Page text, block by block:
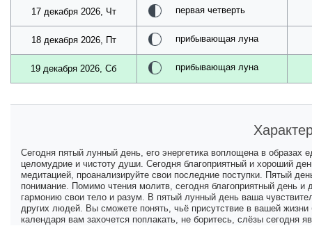
17 декабря 2026, Чт первая четверть
18 декабря 2026, Пт прибывающая луна
19 декабря 2026, Сб прибывающая луна
Сегодня пятый лунный день, его энергетика воплощена в образах
целомудрие и чистоту души. Сегодня благоприятный и хороший
медитацией, проанализируйте свои последние поступки. Пятый
понимание. Помимо чтения молитв, сегодня благоприятный день и
гармонию свои тело и разум. В пятый лунный день ваша
других людей. Вы сможете понять, чьё присутствие в вашей жизни
календаря вам захочется поплакать, не боритесь, слёзы сегодня